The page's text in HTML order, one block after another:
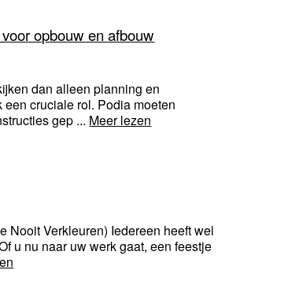
opbouw en afbouw
dan alleen planning en
cruciale rol. Podia moeten
gep ... Meer lezen
Nooit Verkleuren) Iedereen heeft wel
u nu naar uw werk gaat, een feestje